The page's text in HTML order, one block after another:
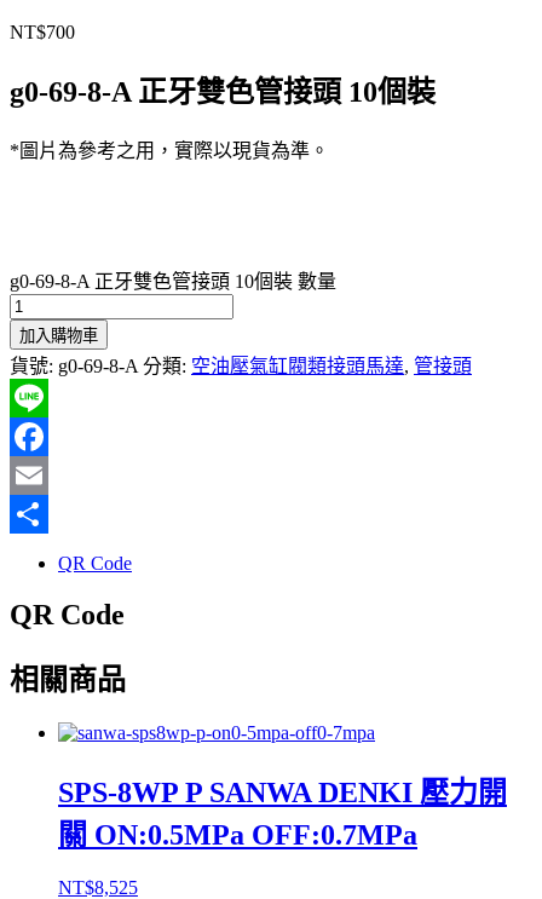
NT$700
g0-69-8-A 正牙雙色管接頭 10個裝
*圖片為參考之用，實際以現貨為準。
g0-69-8-A 正牙雙色管接頭 10個裝 數量
加入購物車
貨號: g0-69-8-A 分類: 空油壓氣缸閥類接頭馬達, 管接頭
Line
Facebook
Email
QR Code
QR Code
相關商品
SPS-8WP P SANWA DENKI 壓力開
關 ON:0.5MPa OFF:0.7MPa
NT$8,525